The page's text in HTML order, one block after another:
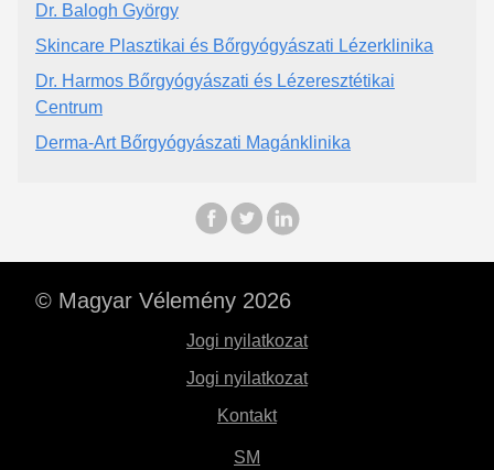
Dr. Balogh György
Skincare Plasztikai és Bőrgyógyászati Lézerklinika
Dr. Harmos Bőrgyógyászati és Lézeresztétikai
Centrum
Derma-Art Bőrgyógyászati Magánklinika
© Magyar Vélemény 2026
Jogi nyilatkozat
Jogi nyilatkozat
Kontakt
SM